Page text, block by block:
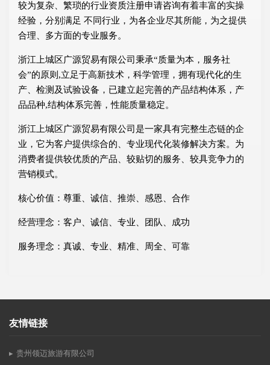
较为复杂、繁琐的行业资质注册申请咨询有着丰富的实操
经验，分别满足 不同行业，为各企业尽其所能，为之提供
合理、多方面的专业服务。
浙江上城区广源贸易有限公司秉承“质量为本，服务社
会”的原则,立足于高新技术，科学管理，拥有现代化的生
产、检测及试验设备，已建立起完善的产品结构体系，产
品品种,结构体系完善，性能质量稳定。
浙江上城区广源贸易有限公司是一家具有完整生态链的企
业，它为客户提供综合的、专业现代化装修解决方案。为
消费者提供较优质的产品、较贴切的服务、较具竞争力的
营销模式。
核心价值：尊重、诚信、推崇、感恩、合作
经营理念：客户、诚信、专业、团队、成功
服务理念：真诚、专业、精准、周全、可靠
友情链接
贵州领迈旅游有限公司